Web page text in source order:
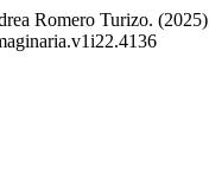
Romero Turizo.